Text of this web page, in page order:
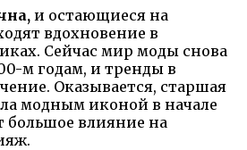
и остающиеся на
вдохновение в
Сейчас мир моды снова
м годам, и тренды в
Оказывается, старшая
модным иконой в начале
большое влияние на